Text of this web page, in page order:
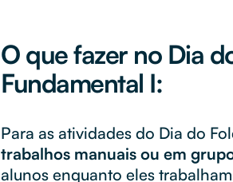
O que fazer no Dia
Fundamental I:
Para as atividades do Dia do
trabalhos manuais ou em
alunos enquanto eles